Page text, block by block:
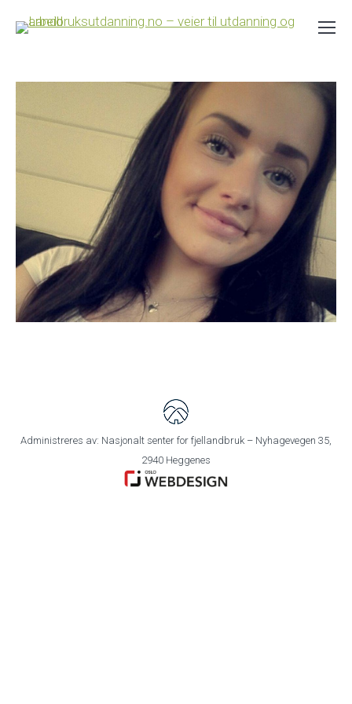
Administreres av: Nasjonalt senter for fjellandbruk – Nyhagevegen 35,
2940 Heggenes